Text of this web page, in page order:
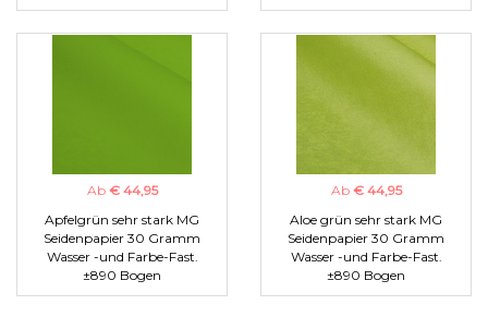
Ab € 44,95
Apfelgrün sehr stark MG
Seidenpapier 30 Gramm
Wasser -und Farbe-Fast.
±890 Bogen
Ab € 44,95
Aloe grün sehr stark MG
Seidenpapier 30 Gramm
Wasser -und Farbe-Fast.
±890 Bogen